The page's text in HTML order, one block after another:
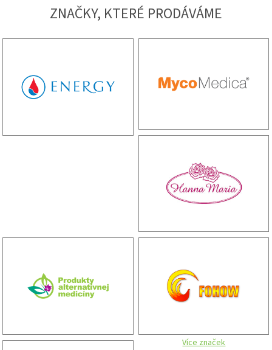
ZNAČKY, KTERÉ PRODÁVÁME
Více značek